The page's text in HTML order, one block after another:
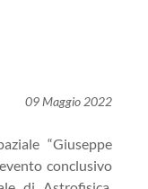
09 Maggio 2022
“Giuseppe
conclusivo